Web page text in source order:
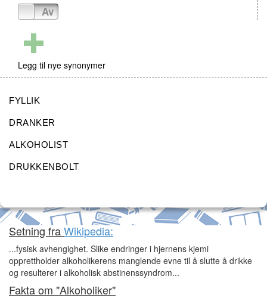
Av
Legg til nye synonymer
FYLLIK
DRANKER
ALKOHOLIST
DRUKKENBOLT
Setning fraWikipedia:
...fysisk avhengighet. Slike endringer i hjernens kjemi
opprettholder alkoholikerens manglende evne til å slutte å drikke
og resulterer i alkoholisk abstinenssyndrom...
Fakta om "Alkoholiker"